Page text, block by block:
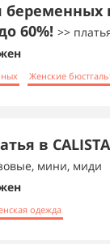
60%! >>
Женские
в
мини, миди
одежда